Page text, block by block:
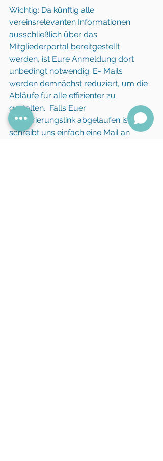
Wichtig: Da künftig alle
vereinsrelevanten Informationen
ausschließlich über das
Mitgliederportal bereitgestellt
werden, ist Eure Anmeldung dort
unbedingt notwendig. E- Mails
werden demnächst reduziert, um die
Abläufe für alle effizienter zu
gestalten.  Falls Euer
Registrierungslink abgelaufen ist,
schreibt uns einfach eine Mail an